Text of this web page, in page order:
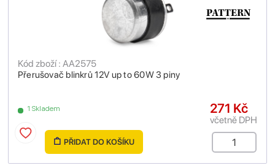
Přerušovač blinkrů 12V up to 60W 3 piny
Kód zboží : AA2575
1 Skladem 271 Kč
včetně DPH
PŘIDAT DO KOŠÍKU